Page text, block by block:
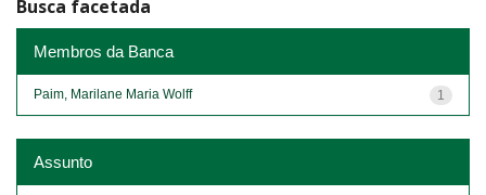
Busca facetada
Membros da Banca
1
Paim, Marilane Maria Wolff
Assunto